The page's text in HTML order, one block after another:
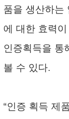
품을 생산하는
에 대한 효력
인증획득을 통
볼 수 있다.
“인증 획득 제